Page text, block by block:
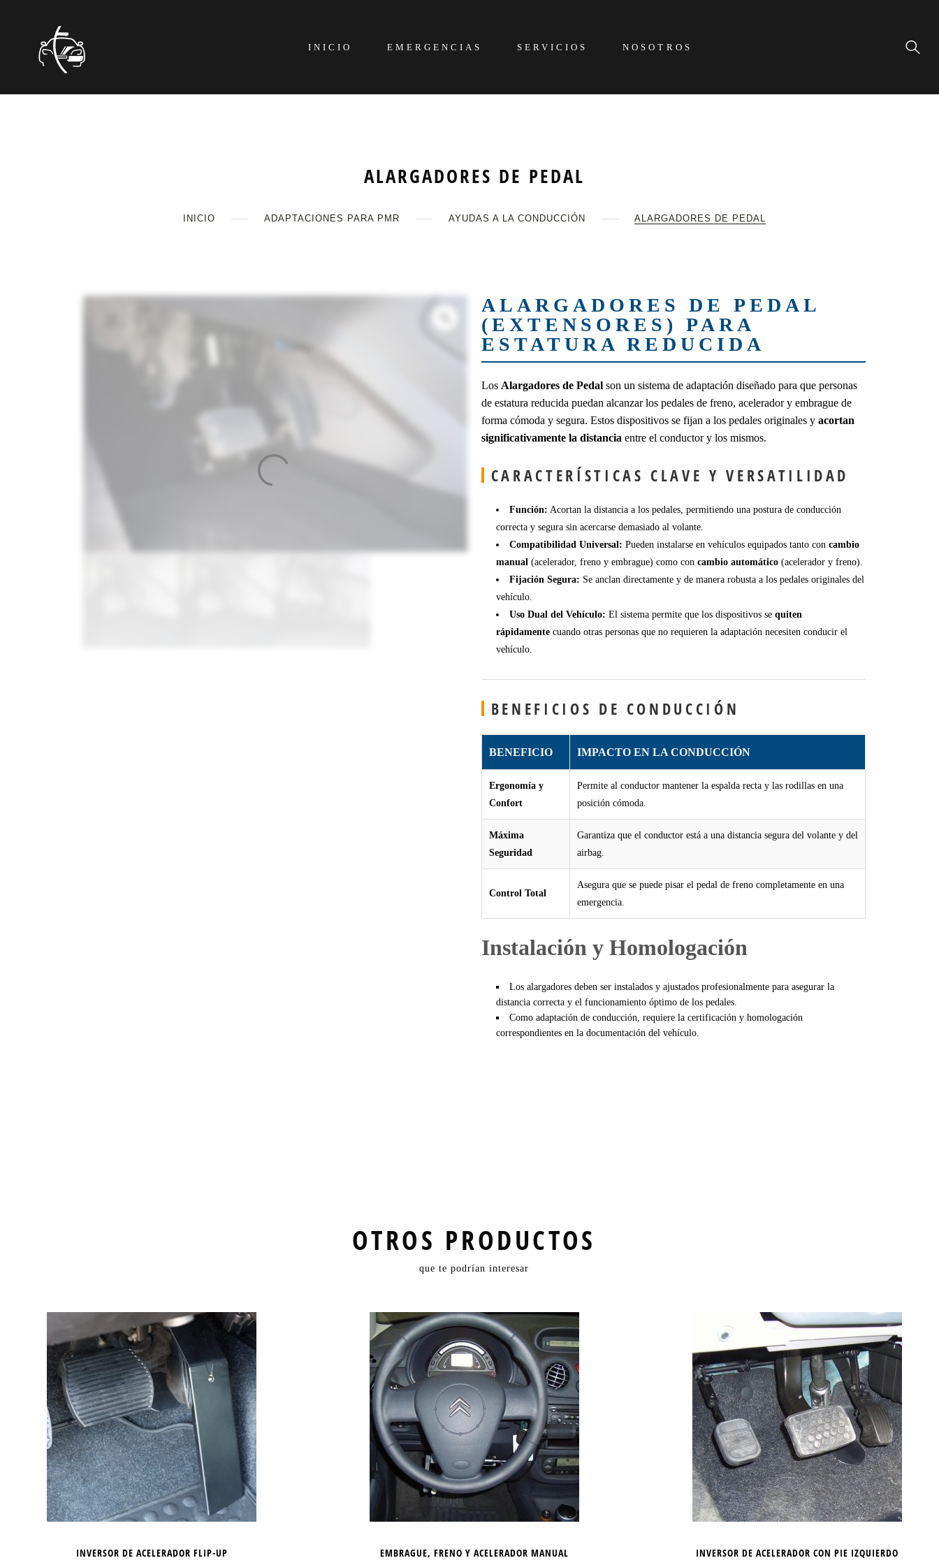
INICIO EMERGENCIAS SERVICIOS NOSOTROS
INICIO ADAPTACIONES PARA PMR AYUDAS A LA CONDUCCIÓN ALARGADORES DE PEDAL
ALARGADORES DE PEDAL
ALARGADORES DE PEDAL
(EXTENSORES) PARA
ESTATURA REDUCIDA
Los Alargadores de Pedalson un sistema de adaptación diseñado para que personas
de estatura reducida puedan alcanzar los pedales de freno, acelerador y embrague de
forma cómoda y segura. Estos dispositivos se fijan a los pedales originales y acortan
significativamente la distancia entre el conductor y los mismos.
CARACTERÍSTICAS CLAVE Y VERSATILIDAD
Función: Acortan la distancia a los pedales, permitiendo una postura de conducción
correcta y segura sin acercarse demasiado al volante.
Compatibilidad Universal: Pueden instalarse en vehículos equipados tanto con cambio
manual(acelerador, freno y embrague) como con cambio automático(acelerador y freno).
Fijación Segura: Se anclan directamente y de manera robusta a los pedales originales del
vehículo.
Uso Dual del Vehículo: El sistema permite que los dispositivos se quiten
rápidamentecuando otras personas que no requieren la adaptación necesiten conducir el
vehículo.
BENEFICIOS DE CONDUCCIÓN
BENEFICIO IMPACTO EN LA CONDUCCIÓN
Ergonomía y
Confort
Permite al conductor mantener la espalda recta y las rodillas en una
posición cómoda.
Máxima
Seguridad
Garantiza que el conductor está a una distancia segura del volante y del
airbag.
Control Total
Asegura que se puede pisar el pedal de freno completamente en una
emergencia.
Instalación y Homologación
Los alargadores deben ser instalados y ajustados profesionalmente para asegurar la
distancia correcta y el funcionamiento óptimo de los pedales.
Como adaptación de conducción, requiere la certificación y homologación
correspondientes en la documentación del vehículo.
OTROS PRODUCTOS
que te podrían interesar
INVERSOR DE ACELERADOR FLIP-UP EMBRAGUE, FRENO Y ACELERADOR MANUAL INVERSOR DE ACELERADOR CON PIE IZQUIERDO